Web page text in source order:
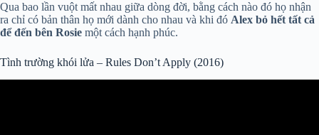
Qua bao lần vuột mất nhau giữa dòng đời, bằng cách nào đó họ nhận
ra chỉ có bản thân họ mới dành cho nhau và khi đó Alex bỏ hết tất cả
để đến bên Rosie một cách hạnh phúc.
Tình trường khói lửa – Rules Don’t Apply (2016)